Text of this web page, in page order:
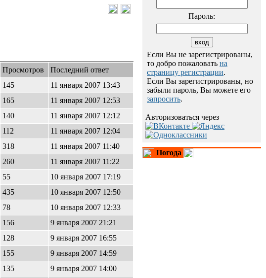
Просмотров
Последний ответ
145
11 января 2007 13:43
165
11 января 2007 12:53
140
11 января 2007 12:12
112
11 января 2007 12:04
318
11 января 2007 11:40
260
11 января 2007 11:22
55
10 января 2007 17:19
435
10 января 2007 12:50
78
10 января 2007 12:33
156
9 января 2007 21:21
128
9 января 2007 16:55
155
9 января 2007 14:59
135
9 января 2007 14:00
Пароль:
Если Вы не зарегистрированы,
то добро пожаловать на
страницу регистрации.
Если Вы зарегистрированы, но
забыли пароль, Вы можете его
запросить.
Авторизоваться через
Погода